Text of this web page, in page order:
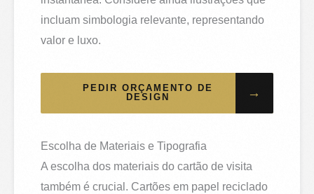
incluam simbologia relevante, representando
valor e luxo.
PEDIR ORÇAMENTO DE
DESIGN
→
Escolha de Materiais e Tipografia
A escolha dos materiais do cartão de visita
também é crucial. Cartões em papel reciclado